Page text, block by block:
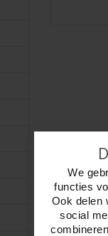
Dart Flights
5
Winmau 8157.
Verpakt op
We
functies
Ook delen
social